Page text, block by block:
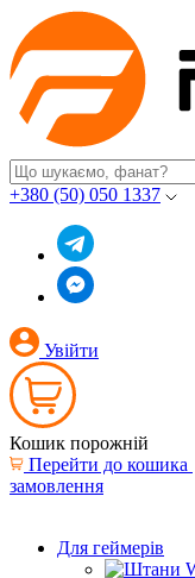
+380 (50) 050 1337
Увійти
Кошик порожній
Перейти до кошика
замовлення
Для геймерів